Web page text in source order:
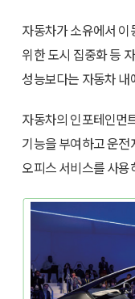
자동차가 소유에서
위한 도시 집중화 등
성능보다는 자동차
자동차의 인포테인먼
기능을 부여하고 운
오피스 서비스를 사용